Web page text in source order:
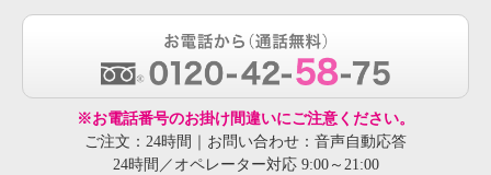
※お電話番号のお掛け間違いにご注意ください。
ご注文：24時間｜お問い合わせ：音声自動応答
24時間／オペレーター対応 9:00～21:00